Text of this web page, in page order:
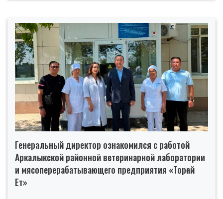
Генеральный директор ознакомился с работой
Аркалыкской районной ветеринарной лаборатории
и мясоперерабатывающего предприятия «Торғай
Ет»